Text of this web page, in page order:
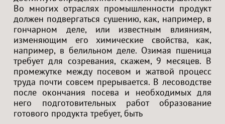
Во многих отраслях промышленности продукт
должен подвергаться сушению, как, например, в
гончарном деле, или известным влияниям,
изменяющим его химические свойства, как,
например, в белильном деле. Озимая пшеница
требует для созревания, скажем, 9 месяцев. В
промежутке между посевом и жатвой процесс
труда почти совсем прерывается. В лесоводстве
после окончания посева и необходимых для
него подготовительных работ образование
готового продукта требует, быть